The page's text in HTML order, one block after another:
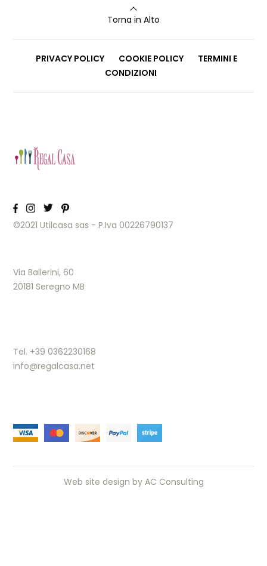
Torna in Alto
PRIVACY POLICY COOKIE POLICY
TERMINI E
CONDIZIONI
©2021 Utilcasa sas - P.Iva 00226790137
Via Ballerini, 60
20181 Seregno MB
Tel. +39 0362230168
info@regalcasa.net
Web site design by AC Consulting